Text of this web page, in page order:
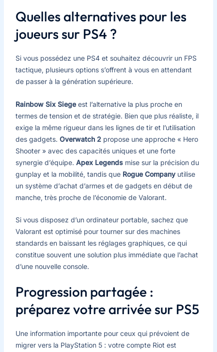
Quelles alternatives pour les
joueurs sur PS4 ?
Si vous possédez une PS4 et souhaitez découvrir un FPS
tactique, plusieurs options s’offrent à vous en attendant
de passer à la génération supérieure.
Rainbow Six Siegeest l’alternative la plus proche en
termes de tension et de stratégie. Bien que plus réaliste, il
exige la même rigueur dans les lignes de tir et l’utilisation
des gadgets. Overwatch 2propose une approche « Hero
Shooter » avec des capacités uniques et une forte
synergie d’équipe. Apex Legendsmise sur la précision du
gunplay et la mobilité, tandis que Rogue Companyutilise
un système d’achat d’armes et de gadgets en début de
manche, très proche de l’économie de Valorant.
Si vous disposez d’un ordinateur portable, sachez que
Valorant est optimisé pour tourner sur des machines
standards en baissant les réglages graphiques, ce qui
constitue souvent une solution plus immédiate que l’achat
d’une nouvelle console.
Progression partagée :
préparez votre arrivée sur PS5
Une information importante pour ceux qui prévoient de
migrer vers la PlayStation 5 : votre compte Riot est